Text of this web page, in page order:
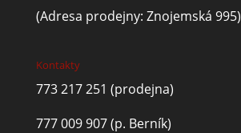
(Adresa prodejny: Znojemská 995)
Kontakty
773 217 251 (prodejna)
777 009 907(p. Berník)